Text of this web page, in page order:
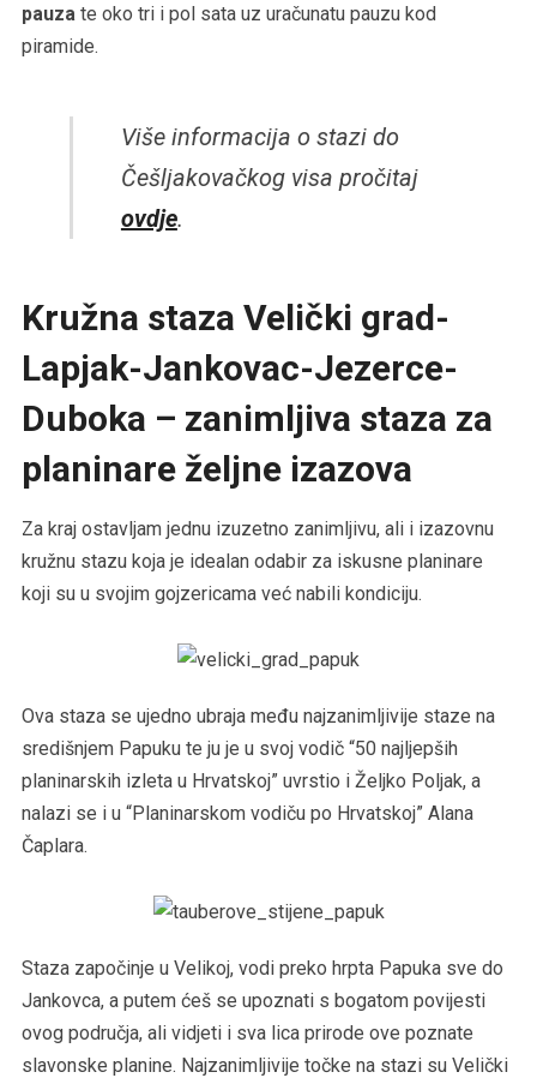
pauza te oko tri i pol sata uz uračunatu pauzu kod
piramide.
Više informacija o stazi do
Češljakovačkog visa pročitaj
ovdje.
Kružna staza Velički grad-
Lapjak-Jankovac-Jezerce-
Duboka – zanimljiva staza za
planinare željne izazova
Za kraj ostavljam jednu izuzetno zanimljivu, ali i izazovnu
kružnu stazu koja je idealan odabir za iskusne planinare
koji su u svojim gojzericama već nabili kondiciju.
Ova staza se ujedno ubraja među najzanimljivije staze na
središnjem Papuku te ju je u svoj vodič “50 najljepših
planinarskih izleta u Hrvatskoj” uvrstio i Željko Poljak, a
nalazi se i u “Planinarskom vodiču po Hrvatskoj” Alana
Čaplara.
Staza započinje u Velikoj, vodi preko hrpta Papuka sve do
Jankovca, a putem ćeš se upoznati s bogatom povijesti
ovog područja, ali vidjeti i sva lica prirode ove poznate
slavonske planine. Najzanimljivije točke na stazi su Velički